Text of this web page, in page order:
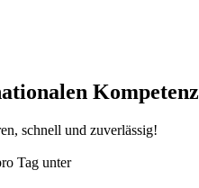
schnell und zuverlässig!
Tag unter